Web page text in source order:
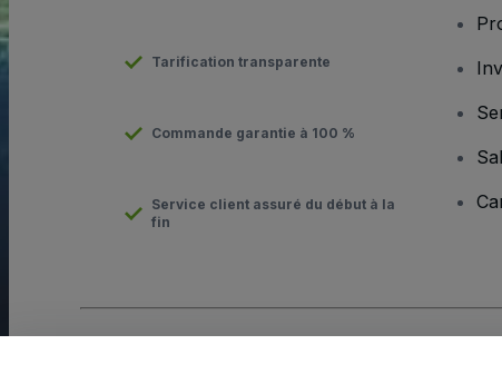
Tarification transparente
Commande garantie à 100 %
Service client assuré du début à la
fin